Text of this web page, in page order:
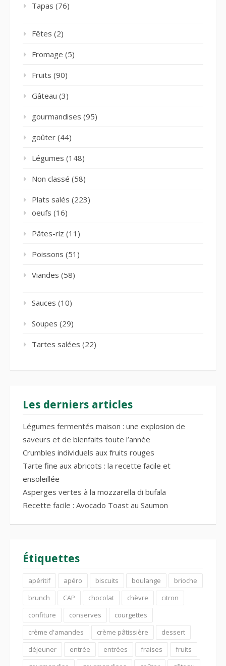
Tapas (76)
Fêtes (2)
Fromage (5)
Fruits (90)
Gâteau (3)
gourmandises (95)
goûter (44)
Légumes (148)
Non classé (58)
Plats salés (223)
oeufs (16)
Pâtes-riz (11)
Poissons (51)
Viandes (58)
Sauces (10)
Soupes (29)
Tartes salées (22)
Les derniers articles
Légumes fermentés maison : une explosion de
saveurs et de bienfaits toute l’année
Crumbles individuels aux fruits rouges
Tarte fine aux abricots : la recette facile et
ensoleillée
Asperges vertes à la mozzarella di bufala
Recette facile : Avocado Toast au Saumon
Étiquettes
apéritif apéro biscuits boulange
brioche
brunch
CAP chocolat chèvre
citron
confiture
conserves
courgettes
crème d'amandes
crème pâtissière
dessert
déjeuner
entrée entrées fraises
fruits